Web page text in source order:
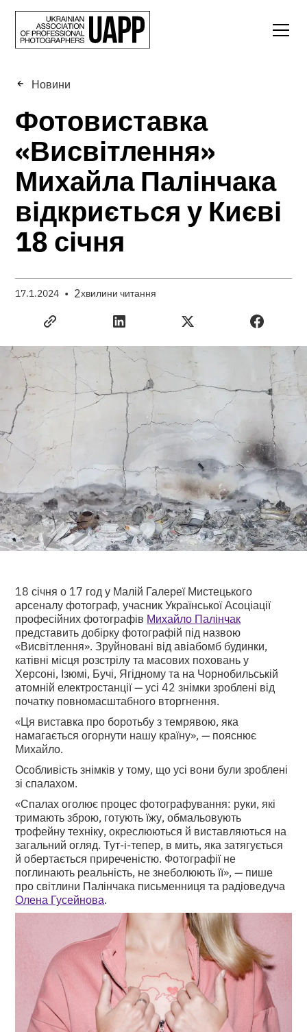
Новини
Фотовиставка
«Висвітлення»
Михайла Палінчака
відкриється у Києві
18 січня
17.1.2024 • 2хвилини читання
18 січня о 17 год у Малій Галереї Мистецького
арсеналу фотограф, учасник Української Асоціації
професійних фотографів Михайло Палінчак
представить добірку фотографій під назвою
«Висвітлення». Зруйновані від авіабомб будинки,
катівні місця розстрілу та масових поховань у
Херсоні, Ізюмі, Бучі, Ягідному та на Чорнобильській
атомній електростанції — усі 42 знімки зроблені від
початку повномасштабного вторгнення.
«Ця виставка про боротьбу з темрявою, яка
намагається огорнути нашу країну», — пояснює
Михайло.
Особливість знімків у тому, що усі вони були зроблені
зі спалахом.
«Спалах оголює процес фотографування: руки, які
тримають зброю, готують їжу, обмальовують
трофейну техніку, окреслюються й виставляються на
загальний огляд. Тут-і-тепер, в мить, яка затягується
й обертається приреченістю. Фотографії не
поглинають реальність, не знеболюють її», — пише
про світлини Палінчака письменниця та радіоведуча
Олена Гусейнова.